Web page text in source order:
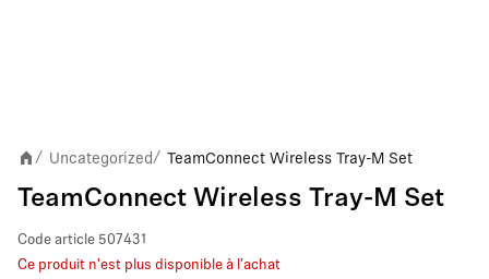
/ Uncategorized/ TeamConnect Wireless Tray-M Set
TeamConnect Wireless Tray-M Set
Code article 507431
Ce produit n'est plus disponible à l'achat